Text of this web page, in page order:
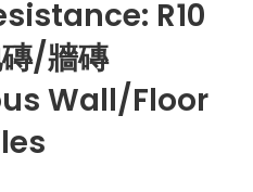
R10
/牆磚
Wall/Floor